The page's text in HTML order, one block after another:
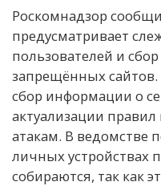
Роскомнадзор
предусматривает
пользователей и
запрещённых
сбор информации о
актуализации
атакам. В ведомстве
личных устройствах
собираются, так как